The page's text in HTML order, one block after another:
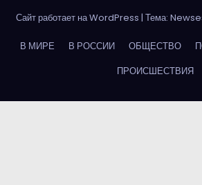
Сайт работает на WordPress | Тема:
В МИРЕ В РОССИИ ОБЩЕСТВО
ПРОИСШЕСТВИЯ